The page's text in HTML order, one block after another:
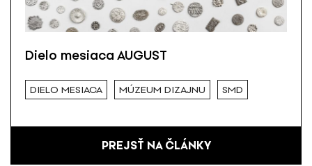
Dielo mesiaca AUGUST
DIELO MESIACA MÚZEUM DIZAJNU SMD
PREJSŤ NA ČLÁNKY